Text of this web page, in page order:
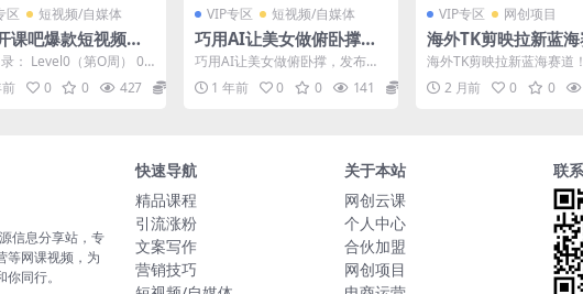
区 短视频/自媒体
课吧爆款短视频快
，0基础掌握爆款视
逻辑
： Level0（第O周） 0.
营仪式 理论：剪映入门
...
0 0 427
VIP专区 短视频/自媒体
巧用AI让美女做俯卧撑，
发布社交平台轻松涨粉变
现，流量爆炸，挂抖音橱
窗卖货，轻松实现日收入5
巧用AI让美女做俯卧撑，发布社
交平台轻松涨粉变现，流量爆
炸，挂抖音橱窗卖货，轻松...
1 年前 0 0 141
VIP专区 网创项目
海外TK剪映拉新蓝
道！零门槛普通人可
手，单条视频收益上
+
海外TK剪映拉新蓝海赛道
槛普通人可上手，单条视频
上限2W+ 项目介绍：...
2 月前 0 0
信息分享站，专
等网课视频，为
同行。
快速导航
精品课程
引流涨粉
文案写作
营销技巧
关于本站
网创云课
个人中心
合伙加盟
网创项目
联